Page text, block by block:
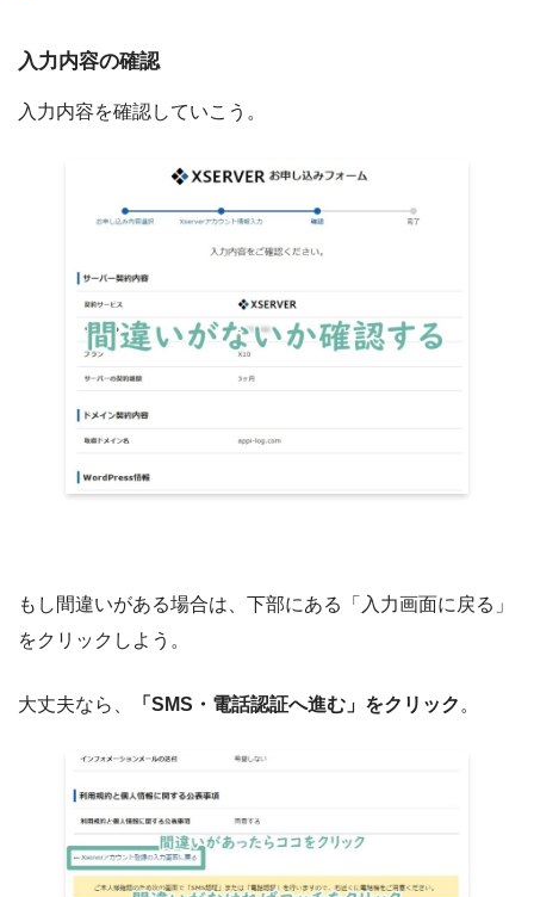
入力内容の確認
入力内容を確認していこう。
もし間違いがある場合は、下部にある「入力画面に戻る」
をクリックしよう。
大丈夫なら、 「SMS・電話認証へ進む」をクリック 。